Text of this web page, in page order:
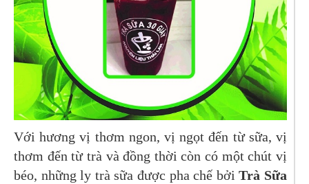
Với hương vị thơm ngon, vị ngọt đến từ sữa, vị
thơm đến từ trà và đồng thời còn có một chút vị
béo, những ly trà sữa được pha chế bởiTrà Sữa